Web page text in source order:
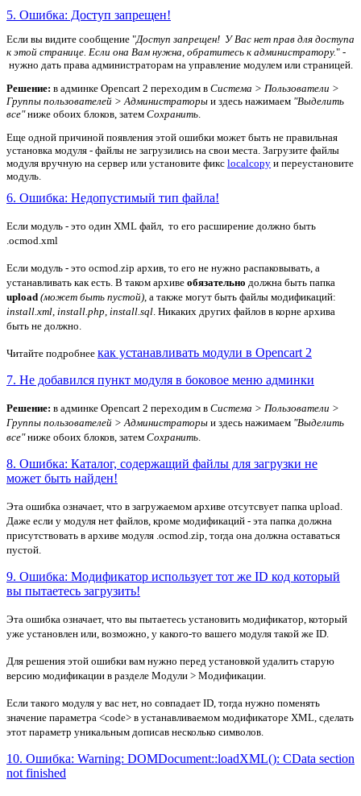
5. Ошибка: Доступ запрещен!
Если вы видите сообщение "Доступ запрещен! У Вас нет прав для доступа
к этой странице. Если она Вам нужна, обратитесь к администратору." -
нужно дать права администраторам на управление модулем или страницей.
Решение: в админке Opencart 2 переходим в Система > Пользователи >
Группы пользователей > Администраторы и здесь нажимаем "Выделить
все"ниже обоих блоков, затем Сохранить
Еще одной причиной появления этой ошибки может быть не правильная
установка модуля - файлы не загрузились на свои места. Загрузите файлы
модуля вручную на сервер или установите фикс localcopy и переустановите
модуль.
6. Ошибка: Недопустимый тип файла!
Если модуль - это один XML файл, то его расширение должно быть
.ocmod.xml
Если модуль - это ocmod.zip архив, то его не нужно распаковывать, а
устанавливать как есть. В таком архиве обязательно должна быть папка
upload (может быть пустой) , а также могут быть файлы модификаций:
install.xml install.php install.sql . Никаких других файлов в корне архива
быть не должно.
Читайте подробнее как устанавливать модули в Opencart 2
7. Не добавился пункт модуля в боковое меню админки
Решение: в админке Opencart 2 переходим в Система > Пользователи >
Группы пользователей > Администраторы и здесь нажимаем "Выделить
все"ниже обоих блоков, затем Сохранить
8. Ошибка: Каталог, содержащий файлы для загрузки не
может быть найден!
Эта ошибка означает, что в загружаемом архиве отсутсвует папка upload.
Даже если у модуля нет файлов, кроме модификаций - эта папка должна
присутствовать в архиве модуля .ocmod.zip, тогда она должна оставаться
пустой.
9. Ошибка: Модификатор использует тот же ID код который
вы пытаетесь загрузить!
Эта ошибка означает, что вы пытаетесь установить модификатор, который
уже установлен или, возможно, у какого-то вашего модуля такой же ID.
Для решения этой ошибки вам нужно перед установкой удалить старую
версию модификации в разделе Модули > Модификации.
Если такого модуля у вас нет, но совпадает ID, тогда нужно поменять
значение параметра <code> в устанавливаемом модификаторе XML, сделать
этот параметр уникальным дописав несколько символов.
10. Ошибка: Warning: DOMDocument::loadXML(): CData section
not finished